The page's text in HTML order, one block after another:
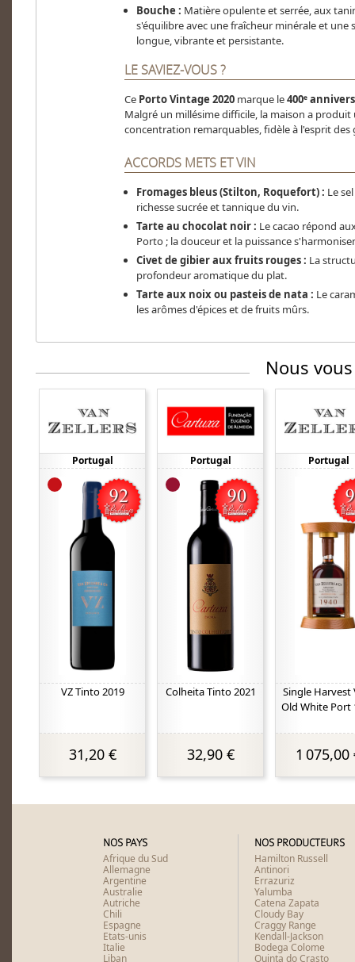
Bouche : Matière opulente et serrée, aux
s'équilibre avec une fraîcheur minérale et
longue, vibrante et persistante.
LE SAVIEZ-VOUS ?
Ce Porto Vintage 2020marque le400ᵉ
Malgré un millésime difficile, la maison a
concentration remarquables, fidèle à l'esprit des
ACCORDS METS ET VIN
Fromages bleus (Stilton, Roquefort) : Le
richesse sucrée et tannique du vin.
Tarte au chocolat noir : Le cacao répond
Porto ; la douceur et la puissance
Civet de gibier aux fruits rouges : La
profondeur aromatique du plat.
Tarte aux noix ou pasteis de nata : Le
les arômes d'épices et de fruits mûrs.
Nous
Portugal
VZ Tinto 2019
31,20 €
Portugal
Colheita Tinto 2021
32,90 €
Portugal
Single Harvest
Old White Port
1 075,00
NOS PAYS
Afrique du Sud
Allemagne
Argentine
Australie
Autriche
Chili
Espagne
Etats-unis
Italie
Liban
NOS PRODUCTEURS
Hamilton Russell
Antinori
Errazuriz
Yalumba
Catena Zapata
Cloudy Bay
Craggy Range
Kendall-Jackson
Bodega Colome
Quinta do Crasto